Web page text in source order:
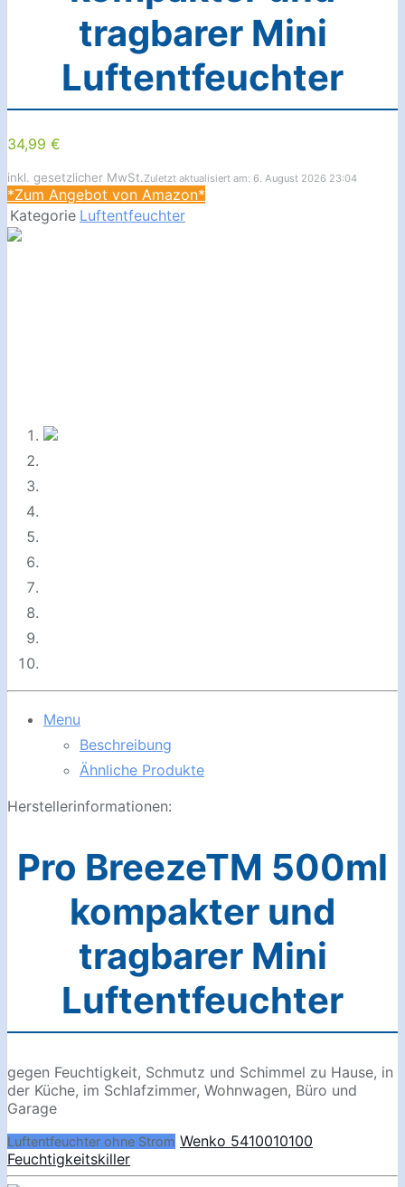
tragbarer Mini
Luftentfeuchter
34,99 €
inkl. gesetzlicher MwSt.Zuletzt aktualisiert am: 6. August 2026 23:04
*Zum Angebot von Amazon*
Kategorie Luftentfeuchter
Menu
Beschreibung
Ähnliche Produkte
Herstellerinformationen:
Pro BreezeTM 500ml
kompakter und
tragbarer Mini
Luftentfeuchter
gegen Feuchtigkeit, Schmutz und Schimmel zu Hause, in
der Küche, im Schlafzimmer, Wohnwagen, Büro und
Garage
Luftentfeuchter ohne Strom Wenko 5410010100
Feuchtigkeitskiller